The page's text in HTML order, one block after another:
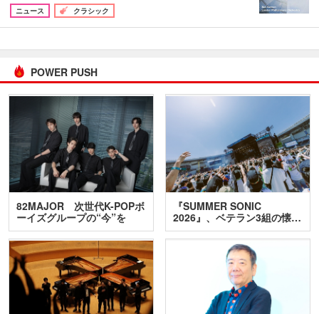
ニュース
クラシック
POWER PUSH
82MAJOR 次世代K-POPボ
ーイズグループの“今”を
訊…
『SUMMER SONIC
2026』、ベテラン3組の懐…